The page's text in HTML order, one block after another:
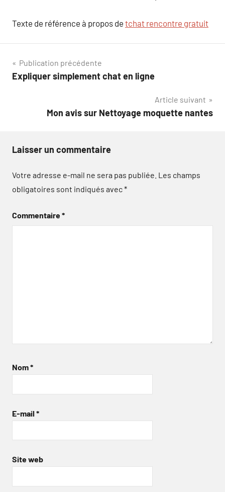
Texte de référence à propos de tchat rencontre gratuit
Navigation
de
Publication précédente
Expliquer simplement chat en ligne
Article suivant
Mon avis sur Nettoyage moquette nantes
Laisser un commentaire
Votre adresse e-mail ne sera pas publiée. Les champs
obligatoires sont indiqués avec*
Commentaire*
Nom*
E-mail *
Site web